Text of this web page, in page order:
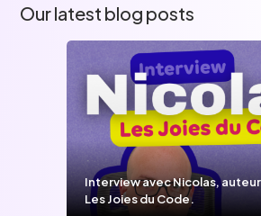
Our latest blog posts
Interview avec Nicolas,
Les Joies du Code.